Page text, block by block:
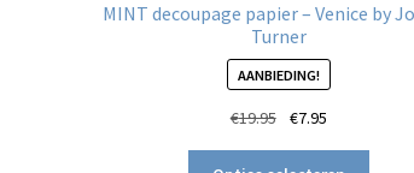
MINT decoupage papier – Venice by
Turner
AANBIEDING!
€19.95
Oorspronkelijke
€7.95